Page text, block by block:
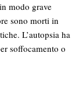
modo grave
sono morti in
L’autopsia ha
soffocamento o